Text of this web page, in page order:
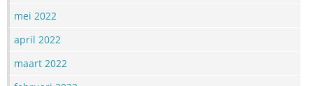
mei 2022
april 2022
maart 2022